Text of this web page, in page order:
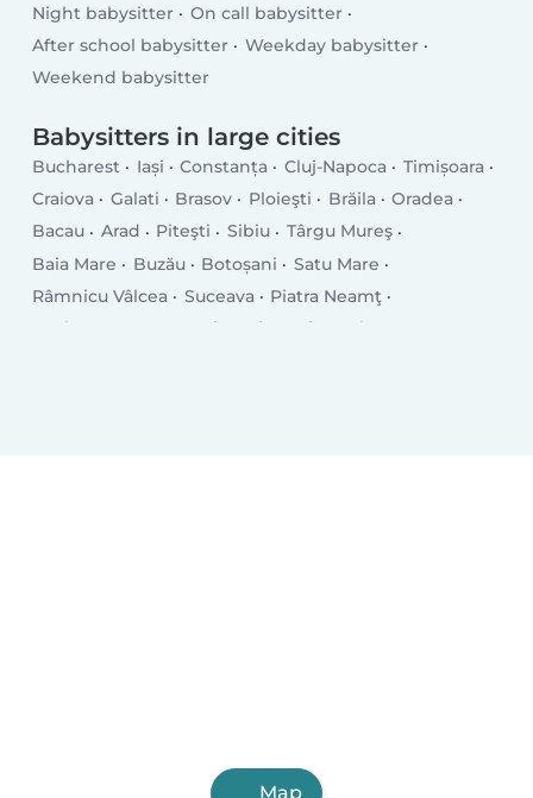
Night babysitter
On call babysitter
After school babysitter
Weekday babysitter
Weekend babysitter
Babysitters in large cities
Bucharest Iași Constanța Cluj-Napoca
Timișoara
Craiova
Galati Brasov Ploieşti Brăila
Oradea
Bacau
Arad Piteşti Sibiu
Târgu Mureş
Baia Mare
Buzău Botoșani
Satu Mare
Râmnicu Vâlcea
Suceava
Piatra Neamţ
Drobeta-Turnu Severin
Târgu Jiu
Tulcea
Map